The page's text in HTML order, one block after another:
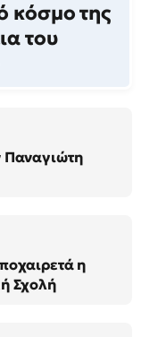
κόσμο της
του
Παναγιώτη
η
Σχολή